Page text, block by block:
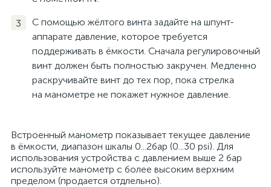
С помощью жёлтого винта задайте на шпунт-
аппарате давление, которое требуется
поддерживать в ёмкости. Сначала регулировочный
винт должен быть полностью закручен. Медленно
раскручивайте винт до тех пор, пока стрелка
на манометре не покажет нужное давление.
Встроенный манометр показывает текущее давление
в ёмкости, диапазон шкалы 0...2бар (0...30 psi). Для
использования устройства с давлением выше 2 бар
используйте манометр с более высоким верхним
пределом (продается отдлельно).